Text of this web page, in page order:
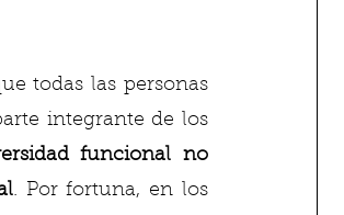
todas las personas
integrante de los
funcional no
. Por fortuna, en los